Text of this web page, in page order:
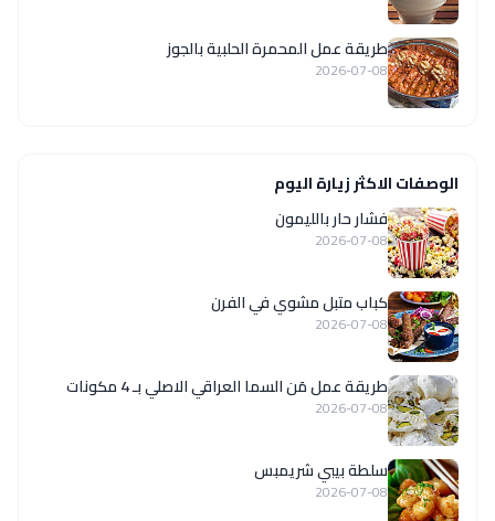
طريقة عمل المحمرة الحلبية بالجوز
2026-07-08
الوصفات الاكثر زيارة اليوم
فشار حار بالليمون
2026-07-08
كباب متبل مشوي في الفرن
2026-07-08
طريقة عمل مَن السما العراقي الاصلي بـ 4 مكونات
2026-07-08
سلطة بيبي شريمبس
2026-07-08